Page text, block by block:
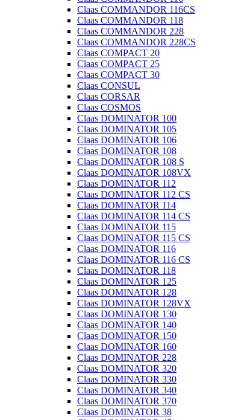
Claas COMMANDOR 116CS
Claas COMMANDOR 118
Claas COMMANDOR 228
Claas COMMANDOR 228CS
Claas COMPACT 20
Claas COMPACT 25
Claas COMPACT 30
Claas CONSUL
Claas CORSAR
Claas COSMOS
Claas DOMINATOR 100
Claas DOMINATOR 105
Claas DOMINATOR 106
Claas DOMINATOR 108
Claas DOMINATOR 108 S
Claas DOMINATOR 108VX
Claas DOMINATOR 112
Claas DOMINATOR 112 CS
Claas DOMINATOR 114
Claas DOMINATOR 114 CS
Claas DOMINATOR 115
Claas DOMINATOR 115 CS
Claas DOMINATOR 116
Claas DOMINATOR 116 CS
Claas DOMINATOR 118
Claas DOMINATOR 125
Claas DOMINATOR 128
Claas DOMINATOR 128VX
Claas DOMINATOR 130
Claas DOMINATOR 140
Claas DOMINATOR 150
Claas DOMINATOR 160
Claas DOMINATOR 228
Claas DOMINATOR 320
Claas DOMINATOR 330
Claas DOMINATOR 340
Claas DOMINATOR 370
Claas DOMINATOR 38